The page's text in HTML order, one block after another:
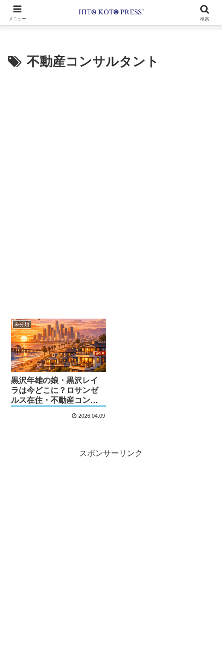
不動産コンサルタント
未分類
黒沢年雄の娘・黒沢レイ
ラは今どこに？ロサンゼ
ルス在住・不動産コンサ
2026.04.09
スポンサーリンク
メニュー 検索